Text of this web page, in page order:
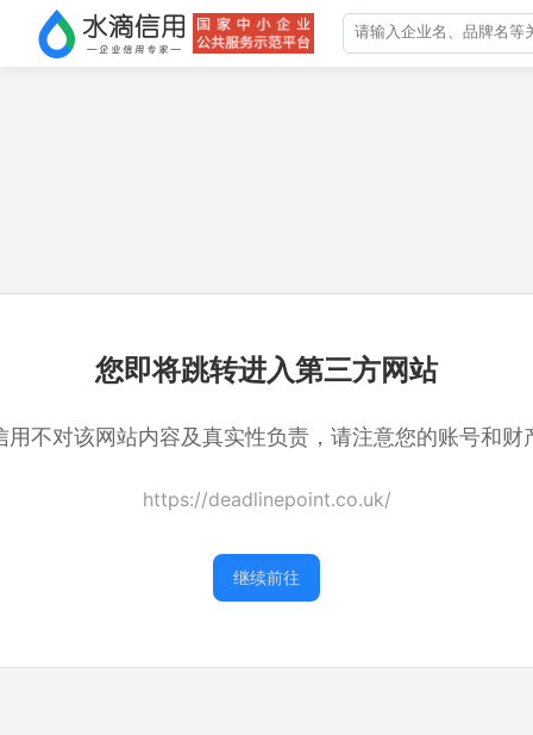
您即将跳转进入第三方网站
用不对该网站内容及真实性负责，请注意您的账号和财
https://deadlinepoint.co.uk/
继续前往